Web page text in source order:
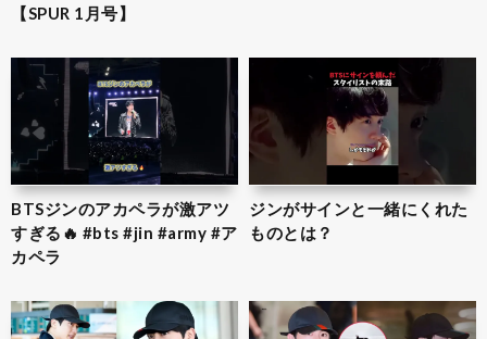
【SPUR 1月号】
BTSジンのアカペラが激アツ
すぎる🔥 #bts #jin #army #ア
カペラ
ジンがサインと一緒にくれた
ものとは？